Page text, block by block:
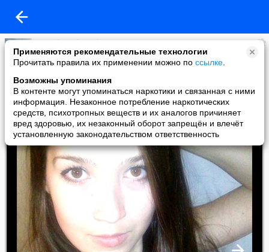
Применяются рекомендательные технологии
Прочитать правила их применении можно по ссылке
Возможны упоминания
В контенте могут упоминаться наркотики и связанная с ними
информация. Незаконное потребление наркотических
средств, психотропных веществ и их аналогов причиняет
вред здоровью, их незаконный оборот запрещён и влечёт
установленную законодательством ответственность
Tanysha Bobrovskaya
added a photo
05 Feb в 02:27